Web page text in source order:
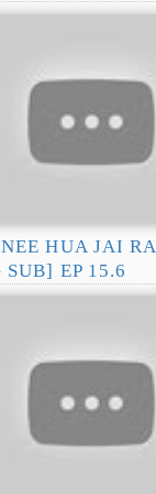
HUA JAI
SUB] EP 15.6